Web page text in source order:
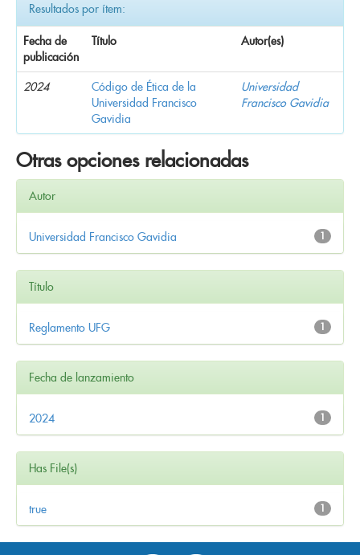
Resultados por ítem:
Fecha de
publicación
Título Autor(es)
2024
Código de Ética de la
Universidad Francisco
Gavidia
Universidad
Francisco Gavidia
Otras opciones relacionadas
Autor
1
Universidad Francisco Gavidia
Título
1
Reglamento UFG
Fecha de lanzamiento
1
2024
Has File(s)
1
true